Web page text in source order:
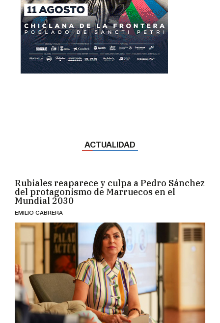
ACTUALIDAD
Rubiales reaparece y culpa a Pedro Sánchez
del protagonismo de Marruecos en el
Mundial 2030
EMILIO CABRERA